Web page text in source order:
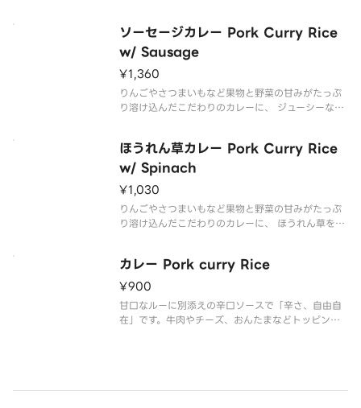
ソーセージカレー Pork Curry Rice
w/ Sausage
¥1,360
りんごやさつまいもなど果物と野菜の甘みがたっぷ
り溶け込んだこだわりのカレーに、 ジューシーなソ
ほうれん草カレー Pork Curry Rice
w/ Spinach
¥1,030
りんごやさつまいもなど果物と野菜の甘みがたっぷ
り溶け込んだこだわりのカレーに、 ほうれん草をト
カレー Pork curry Rice
¥900
甘口なルーに別添えの辛口ソースで「辛さ、自由自
在」です。牛肉やチーズ、おんたまなどトッピング